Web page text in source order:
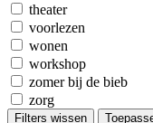
theater
voorlezen
wonen
workshop
zomer bij de bieb
zorg
Filters wissen